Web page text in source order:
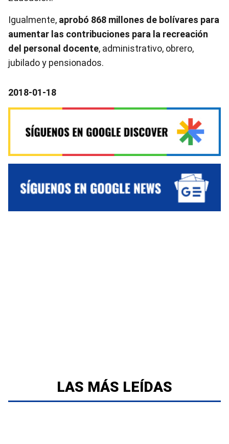
Igualmente, aprobó 868 millones de bolívares para
aumentar las contribuciones para la recreación
del personal docente, administrativo, obrero,
jubilado y pensionados.
2018-01-18
LAS MÁS LEÍDAS